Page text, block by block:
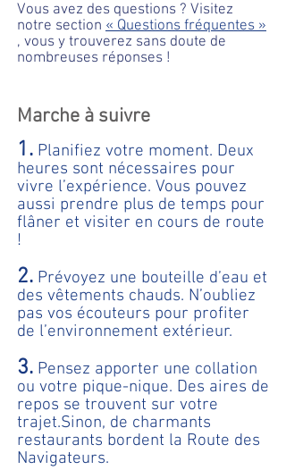
Vous avez des questions ? Visitez
notre section « Questions fréquentes »
, vous y trouverez sans doute de
nombreuses réponses !
Marche à suivre
1. Planifiez votre moment. Deux
heures sont nécessaires pour
vivre l’expérience. Vous pouvez
aussi prendre plus de temps pour
flâner et visiter en cours de route
!
2. Prévoyez une bouteille d’eau et
des vêtements chauds. N’oubliez
pas vos écouteurs pour profiter
de l’environnement extérieur.
3. Pensez apporter une collation
ou votre pique-nique. Des aires de
repos se trouvent sur votre
trajet.Sinon, de charmants
restaurants bordent la Route des
Navigateurs.